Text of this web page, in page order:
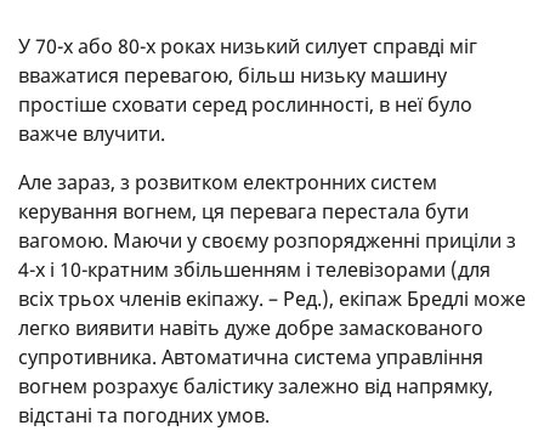
У 70-х або 80-х роках низький силует справді міг
вважатися перевагою, більш низьку машину
простіше сховати серед рослинності, в неї було
важче влучити.
Але зараз, з розвитком електронних систем
керування вогнем, ця перевага перестала бути
вагомою. Маючи у своєму розпорядженні приціли з
4-х і 10-кратним збільшенням і телевізорами (для
всіх трьох членів екіпажу. – Ред.), екіпаж Бредлі може
легко виявити навіть дуже добре замаскованого
супротивника. Автоматична система управління
вогнем розрахує балістику залежно від напрямку,
відстані та погодних умов.